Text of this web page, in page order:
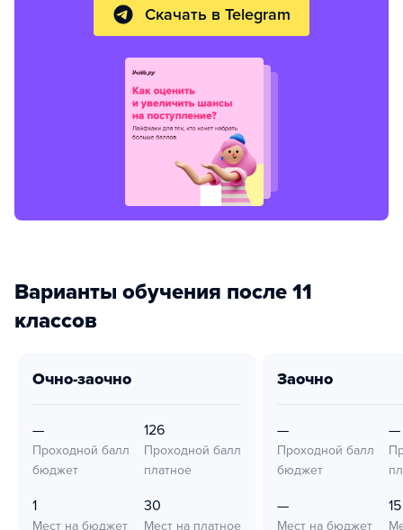
Скачать в Telegram
Варианты обучения после 11
классов
очно-заочно
—
Проходной балл
бюджет
126
Проходной балл
платное
1
Мест на бюджет
30
Мест на платное
заочно
—
Проходной балл
бюджет
—
—
Мест на бюджет
15